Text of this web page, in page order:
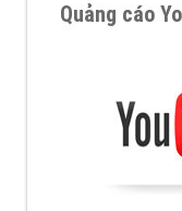
Quảng cáo